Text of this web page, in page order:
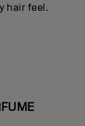
hair feel.